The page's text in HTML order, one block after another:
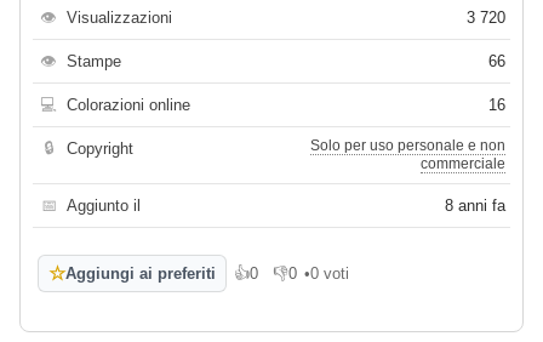
👁 Visualizzazioni 3 720
👁 Stampe 66
💻 Colorazioni online 16
🔒 Copyright
Solo per uso personale e non
commerciale
📅 Aggiunto il 8 anni fa
☆Aggiungi ai preferiti 👍0
Mi piace
👎0
Non mi piace
•0 voti